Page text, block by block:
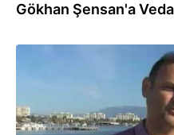
Gökhan Şensan'a Veda